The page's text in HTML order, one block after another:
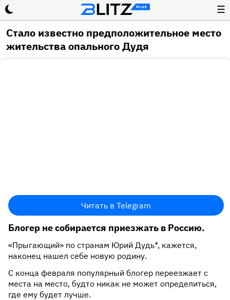
☰
Стало известно предположительное место
жительства опального Дудя
Читать в Telegram
Блогер не собирается приезжать в Россию.
«Прыгающий» по странам Юрий Дудь*, кажется,
наконец нашел себе новую родину.
С конца февраля популярный блогер переезжает с
места на место, будто никак не может определиться,
где ему будет лучше.